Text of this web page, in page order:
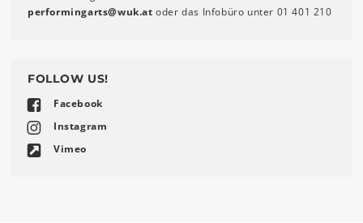
performingarts@wuk.at oder das Infobüro unter 01 401 210
FOLLOW US!
Facebook
Instagram
Vimeo